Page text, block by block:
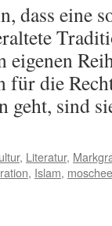
dass eine
für die
geht, sind
, Literatur,
, Islam, moschee